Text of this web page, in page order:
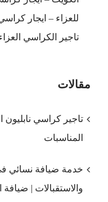
للعزاء – ايجار
تاجير الكراسي
مقالات
تاجير كراسي
المناسبات
خدمة ضيافة نسائي
والاستقبالات | ضيافة